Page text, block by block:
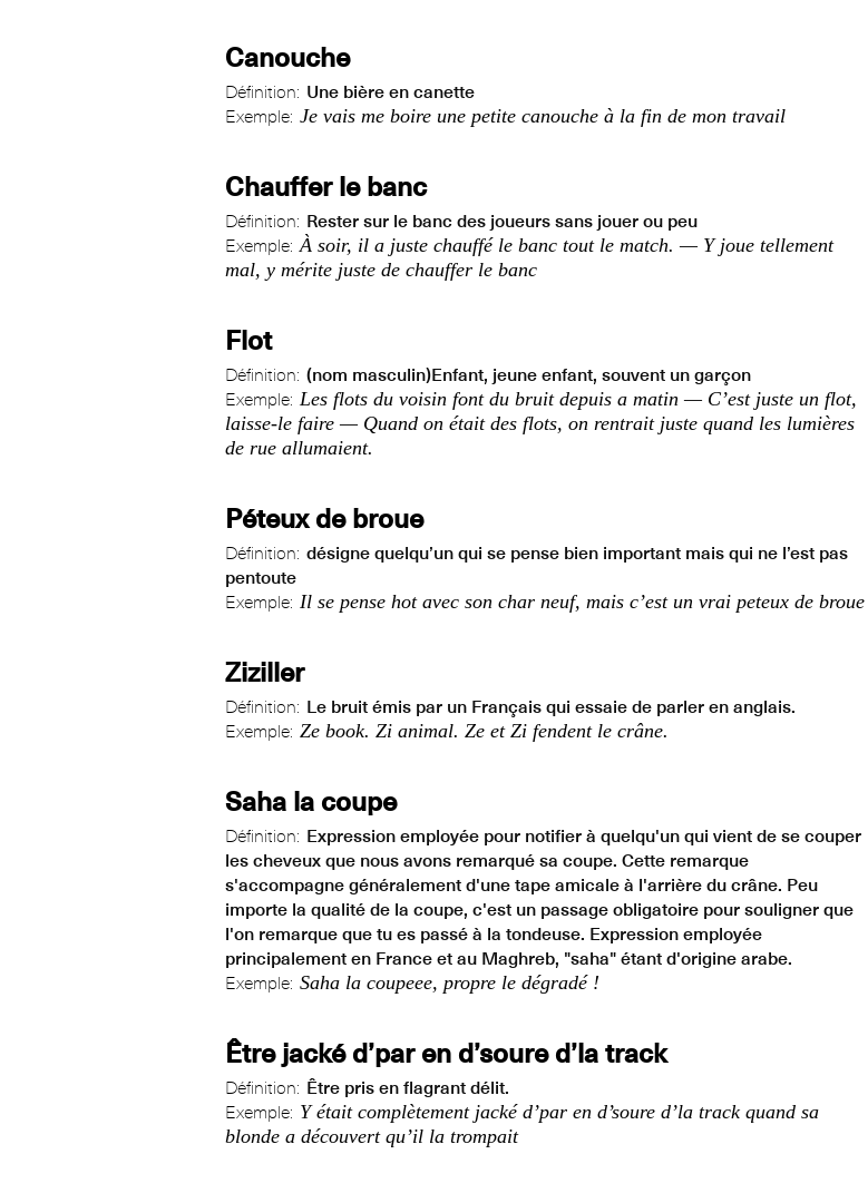
Canouche
Définition: Une bière en canette
Exemple: Je vais me boire une petite canouche à la fin de mon travail
Chauffer le banc
Définition: Rester sur le banc des joueurs sans jouer ou peu
Exemple: À soir, il a juste chauffé le banc tout le match. — Y joue tellement
mal, y mérite juste de chauffer le banc
Flot
Définition: (nom masculin)Enfant, jeune enfant, souvent un garçon
Exemple: Les flots du voisin font du bruit depuis a matin — C’est juste un flot,
laisse-le faire — Quand on était des flots, on rentrait juste quand les lumières
de rue allumaient.
Péteux de broue
Définition: désigne quelqu’un qui se pense bien important mais qui ne l’est pas
pentoute
Exemple: Il se pense hot avec son char neuf, mais c’est un vrai peteux de broue
Ziziller
Définition: Le bruit émis par un Français qui essaie de parler en anglais.
Exemple: Ze book. Zi animal. Ze et Zi fendent le crâne.
Saha la coupe
Définition: Expression employée pour notifier à quelqu'un qui vient de se couper
les cheveux que nous avons remarqué sa coupe. Cette remarque
s'accompagne généralement d'une tape amicale à l'arrière du crâne. Peu
importe la qualité de la coupe, c'est un passage obligatoire pour souligner que
l'on remarque que tu es passé à la tondeuse. Expression employée
principalement en France et au Maghreb, "saha" étant d'origine arabe.
Exemple: Saha la coupeee, propre le dégradé !
Être jacké d’par en d’soure d’la track
Définition: Être pris en flagrant délit.
Exemple: Y était complètement jacké d’par en d’soure d’la track quand sa
blonde a découvert qu’il la trompait